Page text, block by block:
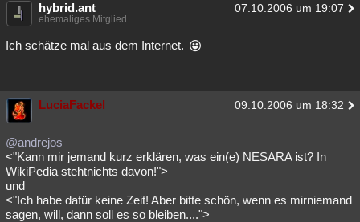
hybrid.ant 07.10.2006 um 19:07
ehemaliges Mitglied
Ich schätze mal aus dem Internet.
LuciaFackel 09.10.2006 um 18:32
@andrejos
<"Kann mir jemand kurz erklären, was ein(e) NESARA ist? In
WikiPedia stehtnichts davon!">
und
<"Ich habe dafür keine Zeit! Aber bitte schön, wenn es mirniemand
sagen, will, dann soll es so bleiben....">